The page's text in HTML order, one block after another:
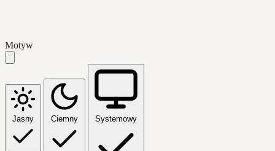
Motyw
Jasny Ciemny Systemowy